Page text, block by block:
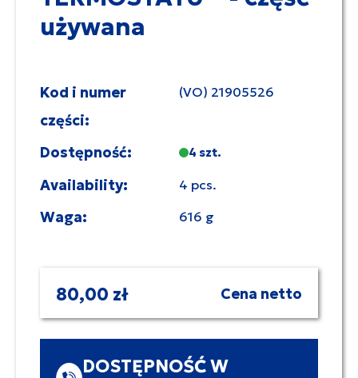
używana
Kod i numer
części:
(VO) 21905526
Dostępność: 4 szt.
Availability: 4 pcs.
Waga: 616 g
80,00 zł Cena netto
DOSTĘPNOŚĆ W